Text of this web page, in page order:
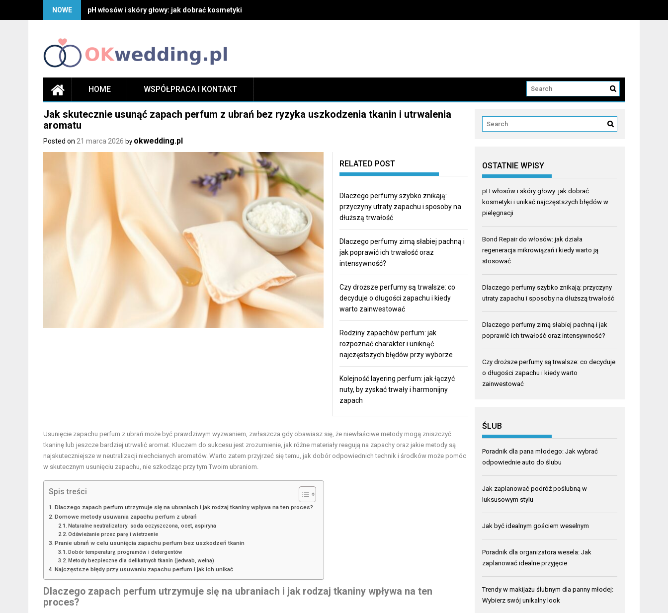
NOWE pH włosów i skóry głowy: jak dobrać kosmetyki i unikać najczęstszych błędów w pielęgnacji
HOME WSPÓŁPRACA I KONTAKT
Jak skutecznie usunąć zapach perfum z ubrań bez ryzyka uszkodzenia tkanin i utrwalenia
aromatu
Posted on 21 marca 2026 by okwedding.pl
RELATED POST
Dlaczego perfumy szybko znikają:
przyczyny utraty zapachu i sposoby na
dłuższą trwałość
Dlaczego perfumy zimą słabiej pachną i
jak poprawić ich trwałość oraz
intensywność?
Czy droższe perfumy są trwalsze: co
decyduje o długości zapachu i kiedy
warto zainwestować
Rodziny zapachów perfum: jak
rozpoznać charakter i uniknąć
najczęstszych błędów przy wyborze
Kolejność layering perfum: jak łączyć
nuty, by zyskać trwały i harmonijny
zapach
Usunięcie zapachu perfum z ubrań może być prawdziwym wyzwaniem, zwłaszcza gdy obawiasz się, że niewłaściwe metody mogą zniszczyć
tkaninę lub jeszcze bardziej utrwalić aromat. Kluczem do sukcesu jest zrozumienie, jak różne materiały reagują na zapachy oraz jakie metody są
najskuteczniejsze w neutralizacji niechcianych aromatów. Warto zatem przyjrzeć się temu, jak dobór odpowiednich technik i środków może pomóc
w skutecznym usunięciu zapachu, nie szkodząc przy tym Twoim ubraniom.
Spis treści
Dlaczego zapach perfum utrzymuje się na ubraniach i jak rodzaj tkaniny wpływa na ten proces?
Domowe metody usuwania zapachu perfum z ubrań
Naturalne neutralizatory: soda oczyszczona, ocet, aspiryna
Odświeżanie przez parę i wietrzenie
Pranie ubrań w celu usunięcia zapachu perfum bez uszkodzeń tkanin
Dobór temperatury, programów i detergentów
Metody bezpieczne dla delikatnych tkanin (jedwab, wełna)
Najczęstsze błędy przy usuwaniu zapachu perfum i jak ich unikać
Dlaczego zapach perfum utrzymuje się na ubraniach i jak rodzaj tkaniny wpływa na ten
proces?
OSTATNIE WPISY
pH włosów i skóry głowy: jak dobrać
kosmetyki i unikać najczęstszych błędów w
pielęgnacji
Bond Repair do włosów: jak działa
regeneracja mikrowiązań i kiedy warto ją
stosować
Dlaczego perfumy szybko znikają: przyczyny
utraty zapachu i sposoby na dłuższą trwałość
Dlaczego perfumy zimą słabiej pachną i jak
poprawić ich trwałość oraz intensywność?
Czy droższe perfumy są trwalsze: co decyduje
o długości zapachu i kiedy warto
zainwestować
ŚLUB
Poradnik dla pana młodego: Jak wybrać
odpowiednie auto do ślubu
Jak zaplanować podróż poślubną w
luksusowym stylu
Jak być idealnym gościem weselnym
Poradnik dla organizatora wesela: Jak
zaplanować idealne przyjęcie
Trendy w makijażu ślubnym dla panny młodej:
Wybierz swój unikalny look